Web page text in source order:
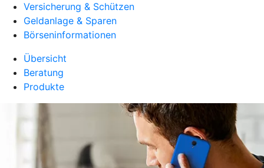
Versicherung & Schützen
Geldanlage & Sparen
Börseninformationen
Übersicht
Beratung
Produkte